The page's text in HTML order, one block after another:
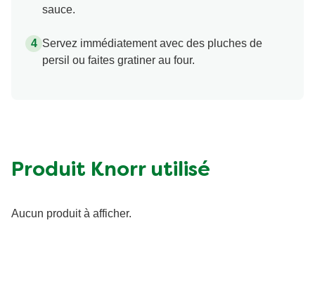
sauce.
Servez immédiatement avec des pluches de
persil ou faites gratiner au four.
Produit Knorr utilisé
Aucun produit à afficher.